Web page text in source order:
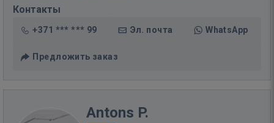
Контакты
+371 *** *** 99 Эл. почта WhatsApp
Предложить заказ
Antons P.